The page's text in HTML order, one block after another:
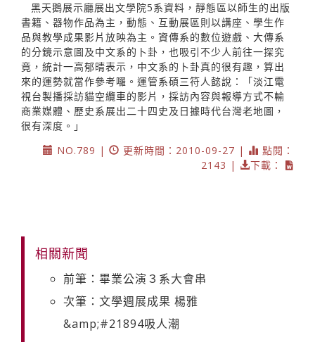
黑天鵝展示廳展出文學院5系資料，靜態區以師生的出版
書籍、器物作品為主，動態、互動展區則以講座、學生作
品與教學成果影片放映為主。資傳系的數位遊戲、大傳系
的分鏡示意圖及中文系的卜卦，也吸引不少人前往一探究
竟，統計一高郁晴表示，中文系的卜卦真的很有趣，算出
來的運勢就當作參考囉。運管系碩三符人懿說：「淡江電
視台製播採訪貓空纜車的影片，採訪內容與報導方式不輸
商業媒體、歷史系展出二十四史及日據時代台灣老地圖，
很有深度。」
NO.789 |
更新時間：2010-09-27 |
點閱：
2143 |
下載：
相關新聞
前筆：畢業公演３系大會串
次筆：文學週展成果 楊雅
&amp;#21894吸人潮